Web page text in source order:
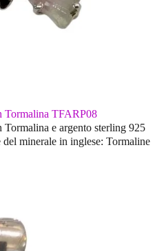
Tormalina TFARP08
e argento sterling 925
minerale in inglese: Tormaline